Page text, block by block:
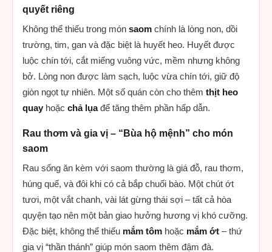
quyết riêng
Không thể thiếu trong món saom chính là lòng non, dồi
trường, tim, gan và đặc biệt là huyết heo. Huyết được
luộc chín tới, cắt miếng vuông vức, mềm nhưng không
bở. Lòng non được làm sạch, luộc vừa chín tới, giữ độ
giòn ngọt tự nhiên. Một số quán còn cho thêm thịt heo
quay hoặc chả lụađể tăng thêm phần hấp dẫn.
Rau thơm và gia vị – “Bùa hộ mệnh” cho món
saom
Rau sống ăn kèm với saom thường là giá đỗ, rau thơm,
húng quế, và đôi khi có cả bắp chuối bào. Một chút ớt
tươi, một vắt chanh, vài lát gừng thái sợi – tất cả hòa
quyện tạo nên một bản giao hưởng hương vị khó cưỡng.
Đặc biệt, không thể thiếu mắm tôm hoặc mắm ớt – thứ
gia vị “thần thánh” giúp món saom thêm đậm đà.